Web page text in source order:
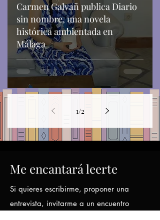
Carmen Galvañ publica Diario
sin nombre, una novela
histórica ambientada en
Málaga
1/2
Me encantará leerte
Si quieres escribirme, proponer una
entrevista, invitarme a un encuentro